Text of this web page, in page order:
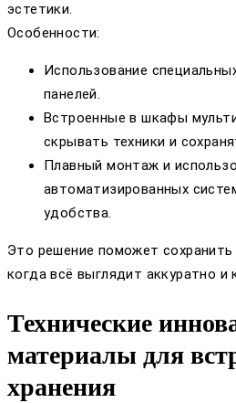
эстетики.
Особенности:
Использование
панелей.
Встроенные в шкафы
скрывать техники и
Плавный монтаж и
автоматизированных
удобства.
Это решение поможет
когда всё выглядит аккуратно и
Технические
материалы для
хранения